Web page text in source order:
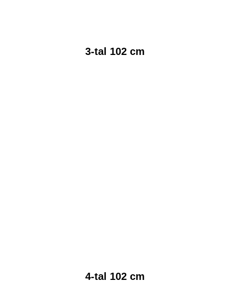
3-tal 102 cm
4-tal 102 cm